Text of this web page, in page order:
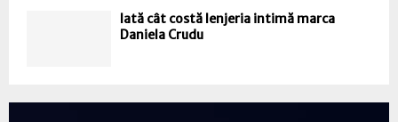
Iată cât costă lenjeria intimă marca
Daniela Crudu